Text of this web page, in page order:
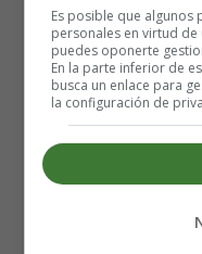
y hay
en
por
lo
lo
y
Es posible que
personales en virtud
puedes oponerte
En la parte inferior de
busca un enlace para
la configuración de